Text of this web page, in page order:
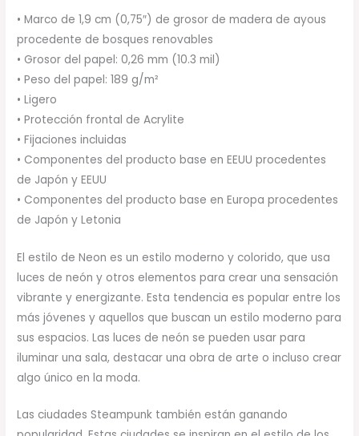
• Marco de 1,9 cm (0,75″) de grosor de madera de ayous
procedente de bosques renovables
• Grosor del papel: 0,26 mm (10.3 mil)
• Peso del papel: 189 g/m²
• Ligero
• Protección frontal de Acrylite
• Fijaciones incluidas
• Componentes del producto base en EEUU procedentes
de Japón y EEUU
• Componentes del producto base en Europa procedentes
de Japón y Letonia
El estilo de Neon es un estilo moderno y colorido, que usa
luces de neón y otros elementos para crear una sensación
vibrante y energizante. Esta tendencia es popular entre los
más jóvenes y aquellos que buscan un estilo moderno para
sus espacios. Las luces de neón se pueden usar para
iluminar una sala, destacar una obra de arte o incluso crear
algo único en la moda.
Las ciudades Steampunk también están ganando